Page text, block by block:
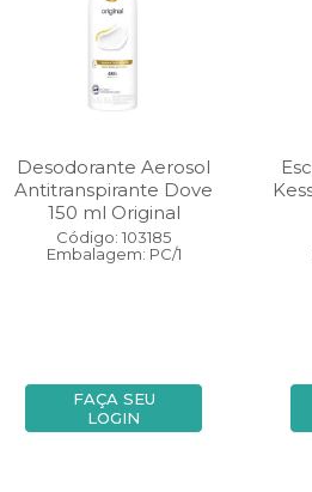
Desodorante Aerosol
Antitranspirante Dove
150 ml Original
Código: 103185
Embalagem: PC/1
FAÇA SEU
LOGIN